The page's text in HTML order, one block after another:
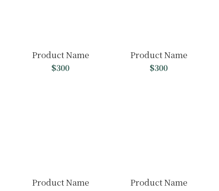
Product Name
$300
Product Name
$300
Product Name Product Name